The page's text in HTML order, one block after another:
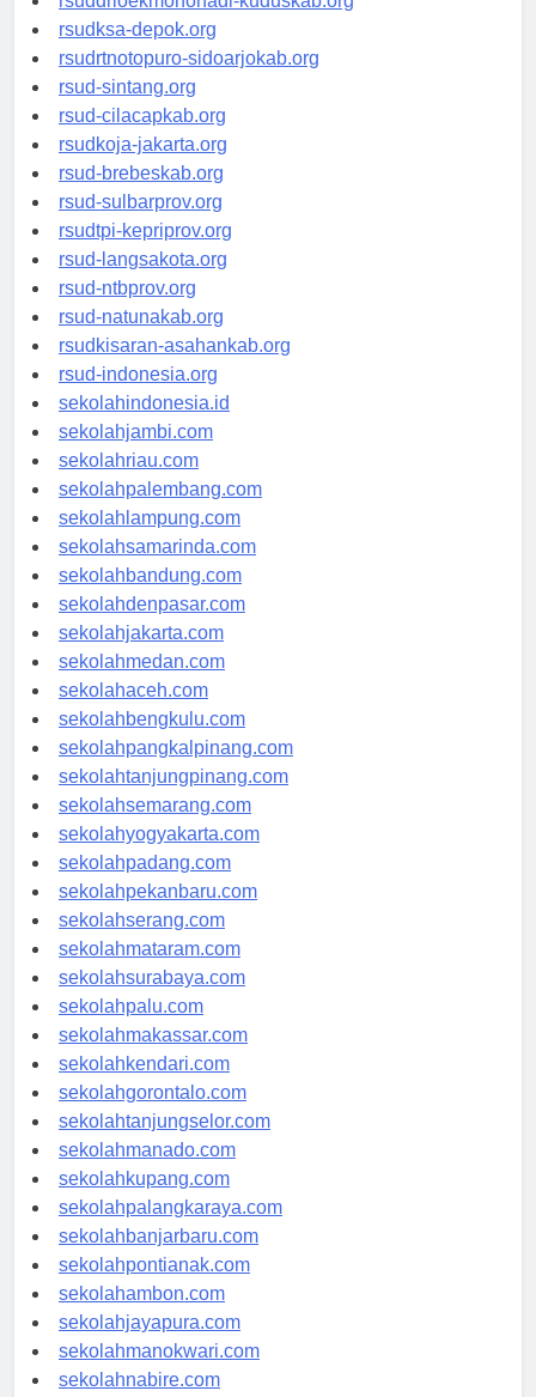
rsuddrloekmonohadi-kuduskab.org
rsudksa-depok.org
rsudrtnotopuro-sidoarjokab.org
rsud-sintang.org
rsud-cilacapkab.org
rsudkoja-jakarta.org
rsud-brebeskab.org
rsud-sulbarprov.org
rsudtpi-kepriprov.org
rsud-langsakota.org
rsud-ntbprov.org
rsud-natunakab.org
rsudkisaran-asahankab.org
rsud-indonesia.org
sekolahindonesia.id
sekolahjambi.com
sekolahriau.com
sekolahpalembang.com
sekolahlampung.com
sekolahsamarinda.com
sekolahbandung.com
sekolahdenpasar.com
sekolahjakarta.com
sekolahmedan.com
sekolahaceh.com
sekolahbengkulu.com
sekolahpangkalpinang.com
sekolahtanjungpinang.com
sekolahsemarang.com
sekolahyogyakarta.com
sekolahpadang.com
sekolahpekanbaru.com
sekolahserang.com
sekolahmataram.com
sekolahsurabaya.com
sekolahpalu.com
sekolahmakassar.com
sekolahkendari.com
sekolahgorontalo.com
sekolahtanjungselor.com
sekolahmanado.com
sekolahkupang.com
sekolahpalangkaraya.com
sekolahbanjarbaru.com
sekolahpontianak.com
sekolahambon.com
sekolahjayapura.com
sekolahmanokwari.com